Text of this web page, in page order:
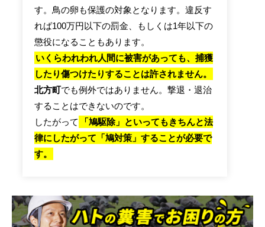
す。鳥の卵も保護の対象となります。違反す
れば100万円以下の罰金、もしくは1年以下の
懲役になることもあります。
いくらわれわれ人間に被害があっても、捕獲
したり傷つけたりすることは許されません。
北方町でも例外ではありません。撃退・退治
することはできないのです。
したがって
「鳩駆除」といってもきちんと法
律にしたがって「鳩対策」することが必要で
す。